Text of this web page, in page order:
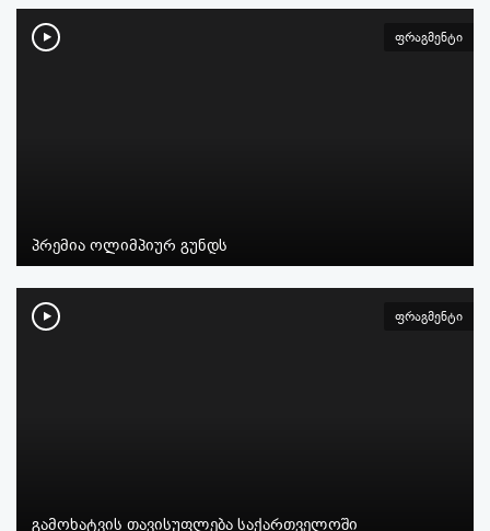
ფრაგმენტი
პრემია ოლიმპიურ გუნდს
ფრაგმენტი
გამოხატვის თავისუფლება საქართველოში